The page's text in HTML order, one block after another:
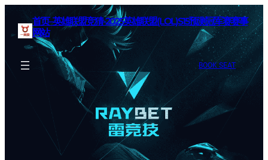
首页–英雄联盟竞猜-2025英雄联盟(LOL)S15预测冠军赛赛事
网站
BOOK SEAT